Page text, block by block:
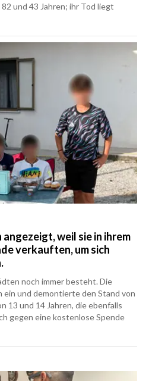
und 43 Jahren; ihr Tod liegt
weil sie in ihrem
verkauften, um sich
noch immer besteht. Die
und demontierte den Stand von
13 und 14 Jahren, die ebenfalls
gegen eine kostenlose Spende